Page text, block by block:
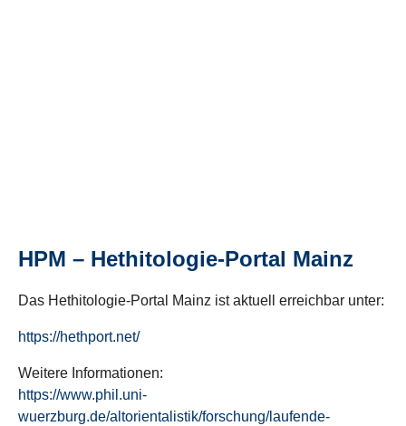
HPM – Hethitologie-Portal Mainz
Das Hethitologie-Portal Mainz ist aktuell erreichbar unter:
https://hethport.net/
Weitere Informationen:
https://www.phil.uni-
wuerzburg.de/altorientalistik/forschung/laufende-